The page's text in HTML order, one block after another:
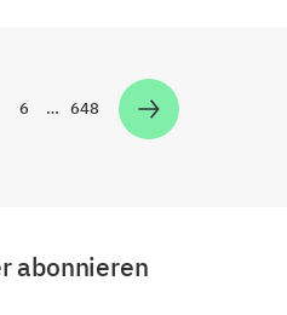
Seite
Zur Seite
6 … Zur Seite
648
abonnieren